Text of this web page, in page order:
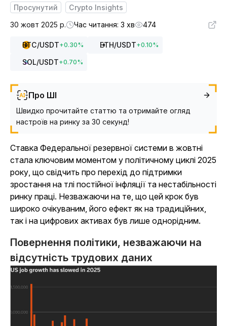
Просунутий
Crypto Insights
30 жовт 2025 р.
Час читання: 3 хв 474
BTC/USDT+0.30% ETH/USDT+0.10%
SOL/USDT+0.70%
Про ШІ
Швидко прочитайте статтю та отримайте огляд
настроїв на ринку за 30 секунд!
Ставка Федеральної резервної системи в жовтні
стала ключовим моментом у політичному циклі 2025
року, що свідчить про перехід до підтримки
зростання на тлі постійної інфляції та нестабільності
ринку праці. Незважаючи на те, що цей крок був
широко очікуваним, його ефект як на традиційних,
так і на цифрових активах був лише однорідним.
Повернення політики, незважаючи на
відсутність трудових даних